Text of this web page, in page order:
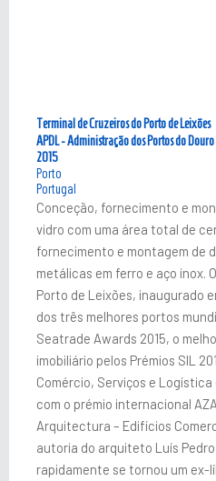
Terminal de Cruzeiros do Porto de Leixões
APDL - Administração dos Portos do Douro
2015
Porto
Portugal
Conceção, fornecimento e
vidro com uma área total de
fornecimento e montagem de
metálicas em ferro e aço inox.
Porto de Leixões, inaugurado
dos três melhores portos
Seatrade Awards 2015, o
imobiliário pelos Prémios SIL
Comércio, Serviços e
com o prémio internacional
Arquitectura – Edifícios
autoria do arquiteto Luís
rapidamente se tornou um ex-